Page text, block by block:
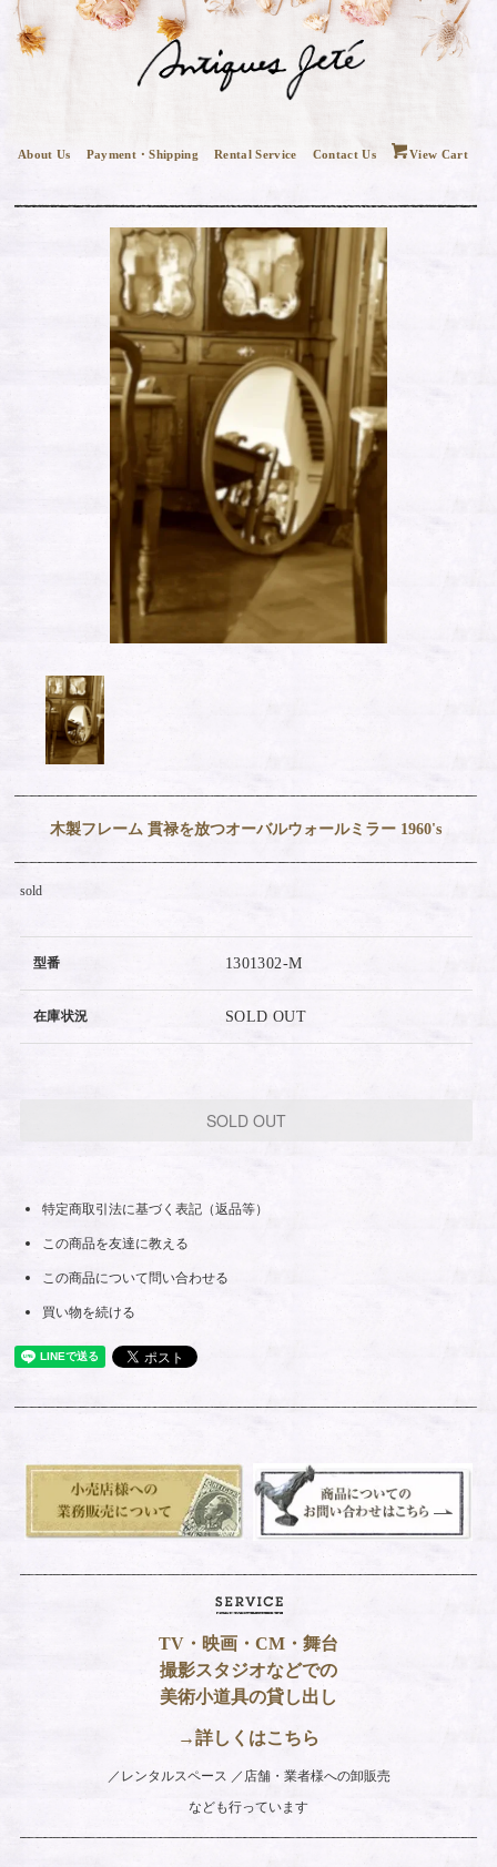
About Us Payment・Shipping Rental Service Contact Us View Cart
木製フレーム 貫禄を放つオーバルウォールミラー 1960's
sold
型番 1301302-M
在庫状況 SOLD OUT
SOLD OUT
特定商取引法に基づく表記（返品等）
この商品を友達に教える
この商品について問い合わせる
買い物を続ける
TV・映画・CM・舞台
撮影スタジオなどでの
美術小道具の貸し出し
→詳しくはこちら
レンタルスペース
店舗・業者様への卸販売
なども行っています